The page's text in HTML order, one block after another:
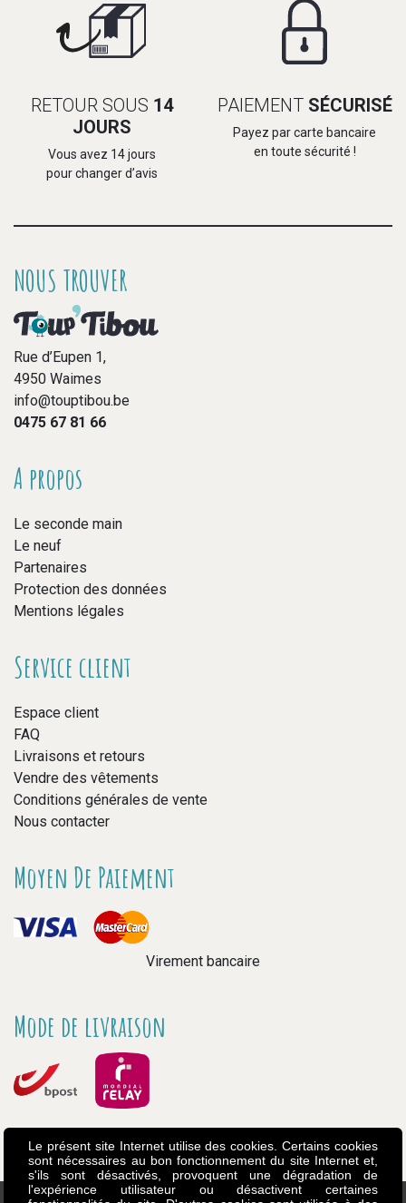
RETOUR SOUS 14
JOURS
Vous avez 14 jours
pour changer d’avis
PAIEMENT SÉCURISÉ
Payez par carte bancaire
en toute sécurité !
NOUS TROUVER
Rue d’Eupen 1,
4950 Waimes
info@touptibou.be
0475 67 81 66
A propos
Le seconde main
Le neuf
Partenaires
Protection des données
Mentions légales
Service client
Espace client
FAQ
Livraisons et retours
Vendre des vêtements
Conditions générales de vente
Nous contacter
Moyen De Paiement
Virement bancaire
Mode de livraison
Le présent site Internet utilise des cookies. Certains cookies
sont nécessaires au bon fonctionnement du site Internet et,
s'ils sont désactivés, provoquent une dégradation de
l'expérience utilisateur ou désactivent certaines